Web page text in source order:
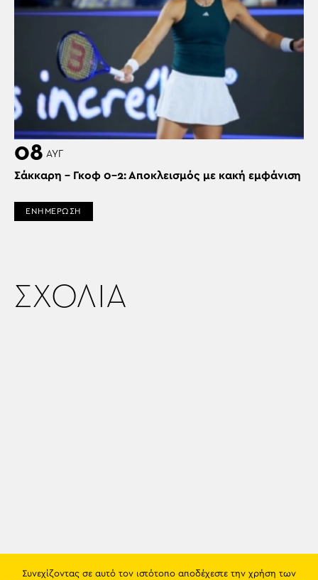
08 ΑΥΓ
Σάκκαρη – Γκοφ 0-2: Αποκλεισμός με κακή εμφάνιση
ΕΝΗΜΕΡΩΣΗ
ΣΧΟΛΙΑ
Συνεχίζοντας σε αυτό τον ιστότοπο αποδέχεστε την χρήση των